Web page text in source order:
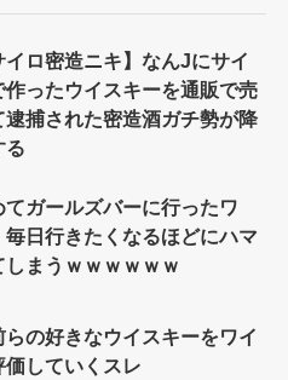
イロ密造ニキ】なんJにサイ
作ったウイスキーを通販で売
逮捕された密造酒ガチ勢が降
る
てガールズバーに行ったワ
毎日行きたくなるほどにハマ
しまうｗｗｗｗｗｗ
らの好きなウイスキーをワイ
価していくスレ